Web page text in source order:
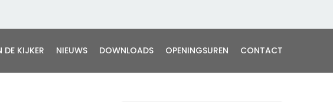
DE KIJKER NIEUWS DOWNLOADS OPENINGSUREN CONTACT